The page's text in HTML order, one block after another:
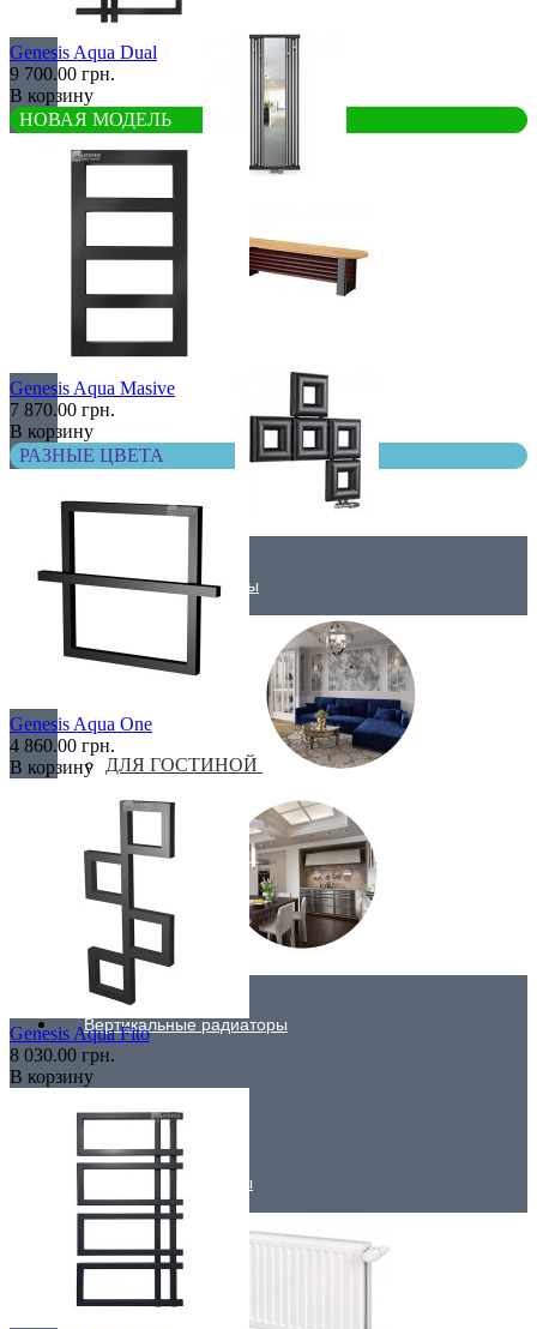
С зеркалом
Теплая скамья
Эксклюзивные
Трубчатые радиаторы
ДЛЯ ГОСТИНОЙ
ДЛЯ КУХНИ
Вертикальные радиаторы
Стальные радиаторы
Genesis Aqua Dual
9 700.00 грн.
В корзину
НОВАЯ МОДЕЛЬ
Genesis Aqua Masive
7 870.00 грн.
В корзину
РАЗНЫЕ ЦВЕТА
Genesis Aqua One
4 860.00 грн.
В корзину
Genesis Aqua Fito
8 030.00 грн.
В корзину